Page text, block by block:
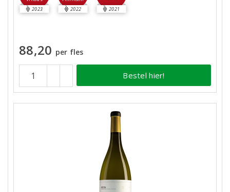
2023 2022 2021
88,20 per fles
Bestel hier!